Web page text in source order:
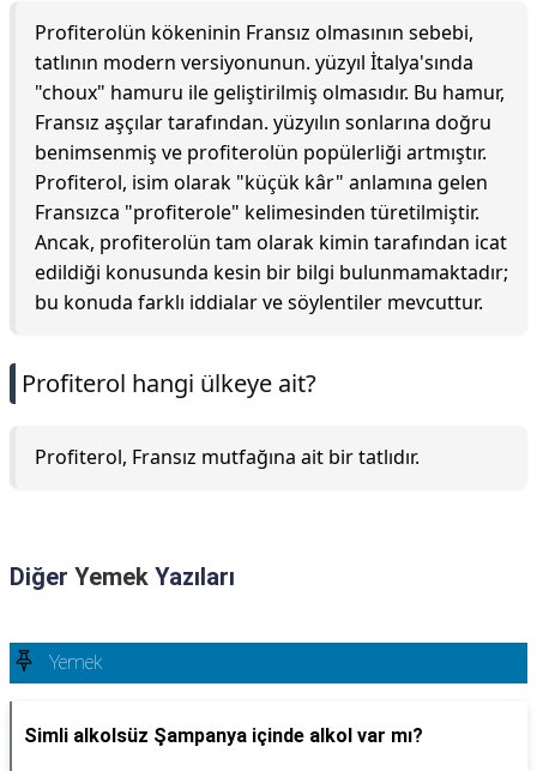
Profiterolün kökeninin Fransız olmasının sebebi,
tatlının modern versiyonunun. yüzyıl İtalya'sında
"choux" hamuru ile geliştirilmiş olmasıdır. Bu hamur,
Fransız aşçılar tarafından. yüzyılın sonlarına doğru
benimsenmiş ve profiterolün popülerliği artmıştır.
Profiterol, isim olarak "küçük kâr" anlamına gelen
Fransızca "profiterole" kelimesinden türetilmiştir.
Ancak, profiterolün tam olarak kimin tarafından icat
edildiği konusunda kesin bir bilgi bulunmamaktadır;
bu konuda farklı iddialar ve söylentiler mevcuttur.
Profiterol hangi ülkeye ait?
Profiterol, Fransız mutfağına ait bir tatlıdır.
Diğer Yemek Yazıları
Yemek
Simli alkolsüz Şampanya içinde alkol var mı?